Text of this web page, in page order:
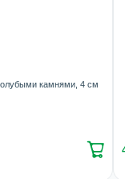
камнями, 4 см